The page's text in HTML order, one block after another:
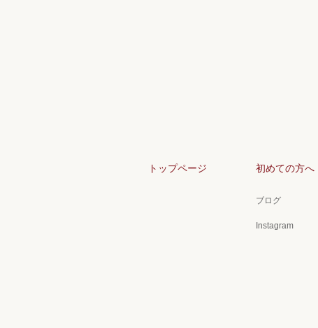
トップページ 初めての方へ
ブログ
Instagram